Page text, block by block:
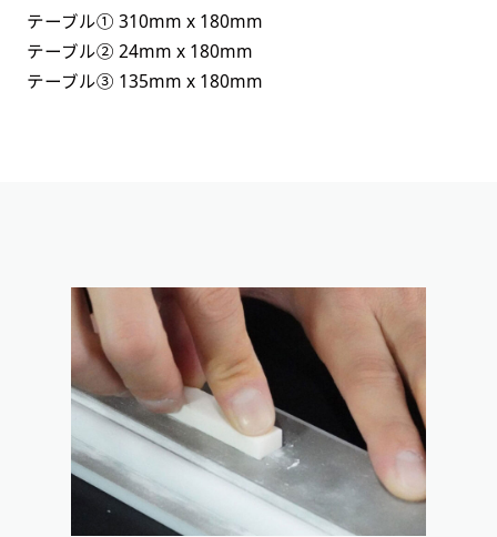
テーブル① 310mm x 180mm
テーブル② 24mm x 180mm
テーブル③ 135mm x 180mm